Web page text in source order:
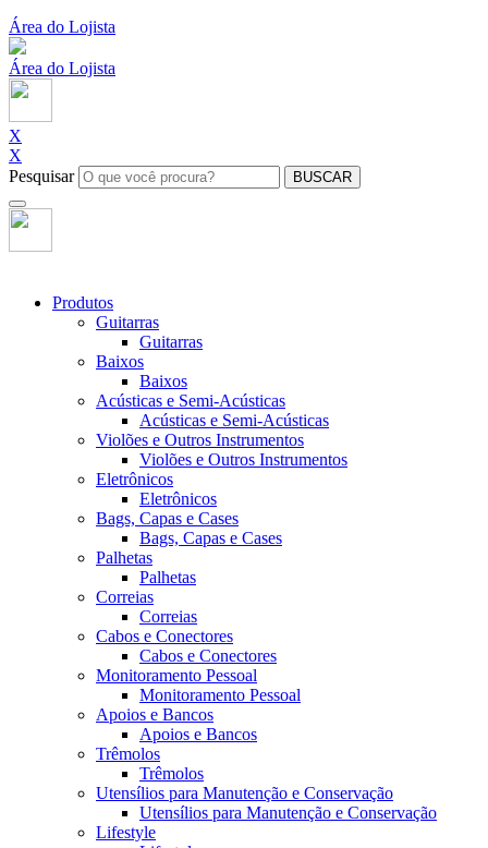
Área do Lojista
Área do Lojista
X
X
Pesquisar
BUSCAR
Produtos
Guitarras
Guitarras
Baixos
Baixos
Acústicas e Semi-Acústicas
Acústicas e Semi-Acústicas
Violões e Outros Instrumentos
Violões e Outros Instrumentos
Eletrônicos
Eletrônicos
Bags, Capas e Cases
Bags, Capas e Cases
Palhetas
Palhetas
Correias
Correias
Cabos e Conectores
Cabos e Conectores
Monitoramento Pessoal
Monitoramento Pessoal
Apoios e Bancos
Apoios e Bancos
Trêmolos
Trêmolos
Utensílios para Manutenção e Conservação
Utensílios para Manutenção e Conservação
Lifestyle